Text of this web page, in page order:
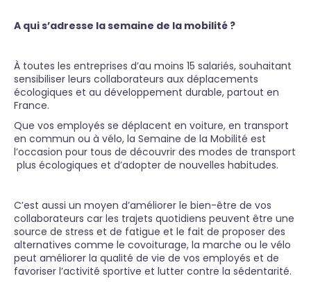
A qui s’adresse la semaine de la mobilité ?
À toutes les entreprises d’au moins 15 salariés, souhaitant
sensibiliser leurs collaborateurs aux déplacements
écologiques et au développement durable, partout en
France.
Que vos employés se déplacent en voiture, en transport
en commun ou à vélo, la Semaine de la Mobilité est
l’occasion pour tous de découvrir des modes de transport
plus écologiques et d’adopter de nouvelles habitudes.
C’est aussi un moyen d’améliorer le bien-être de vos
collaborateurs car les trajets quotidiens peuvent être une
source de stress et de fatigue et le fait de proposer des
alternatives comme le covoiturage, la marche ou le vélo
peut améliorer la qualité de vie de vos employés et de
favoriser l’activité sportive et lutter contre la sédentarité.